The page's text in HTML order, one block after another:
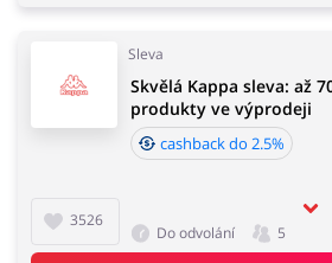
Sleva
3526
Skvělá Kappa sleva: až
produkty ve výprodeji
cashback do 2.5%
Do odvolání 5